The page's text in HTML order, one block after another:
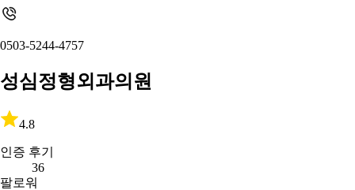
0503-5244-4757
성심정형외과의원
4.8
인증 후기
36
팔로워